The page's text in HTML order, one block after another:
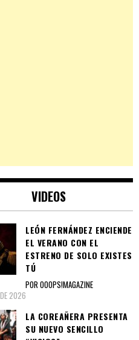
VIDEOS
LEÓN FERNÁNDEZ ENCIENDE
EL VERANO CON EL
ESTRENO DE SOLO EXISTES
TÚ
POR OOOPS!MAGAZINE
2026
LA COREAÑERA PRESENTA
SU NUEVO SENCILLO